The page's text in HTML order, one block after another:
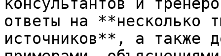
ответы на **несколько
источников**, а также